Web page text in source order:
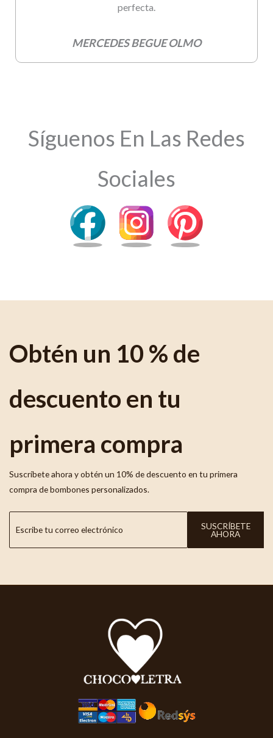
perfecta.
MERCEDES BEGUE OLMO
Síguenos En Las Redes
Sociales
Obtén un 10 % de
descuento en tu
primera compra
Suscríbete ahora y obtén un 10% de descuento en tu primera
compra de bombones personalizados.
SUSCRÍBETE
AHORA